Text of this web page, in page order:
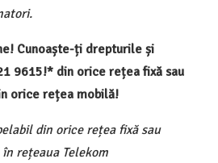
Cunoaște-ți drepturile și
9615!* din orice rețea fixă sau
orice rețea mobilă!
din orice rețea fixă sau
rețeaua Telekom